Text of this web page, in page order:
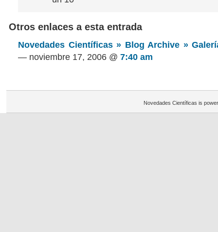
Otros enlaces a esta entrada
Novedades Científicas » Blog Archive »
— noviembre 17, 2006 @ 7:40 am
Novedades Científicas is